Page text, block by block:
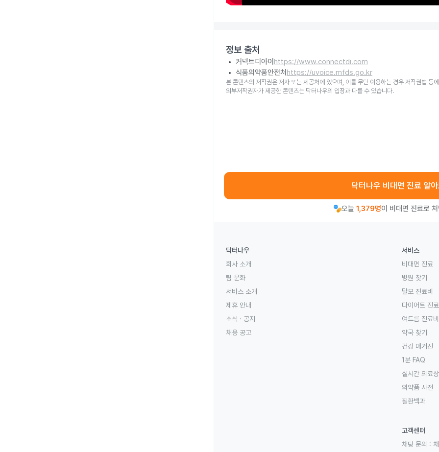
정보 출처
커넥트디아이 https://www.connectdi.com
식품의약품안전처 https://uvoice.mfds.go.kr
본 콘텐츠의 저작권은 저자 또는 제공처에 있으며, 이를 무단 이용하는 경우 저작권법 등
외부저작권자가 제공한 콘텐츠는 닥터나우의 입장과 다를 수 있습니다.
닥터나우 비대면 진료 알
오늘 1,379명이 비대면 진료로
닥터나우
회사 소개
팀 문화
서비스 소개
제휴 안내
소식 · 공지
채용 공고
서비스
비대면 진료
병원 찾기
탈모 진료비
다이어트 진
여드름 진료비
약국 찾기
건강 매거진
1분 FAQ
실시간 의료
의약품 사전
질환백과
고객센터
채팅 문의 :